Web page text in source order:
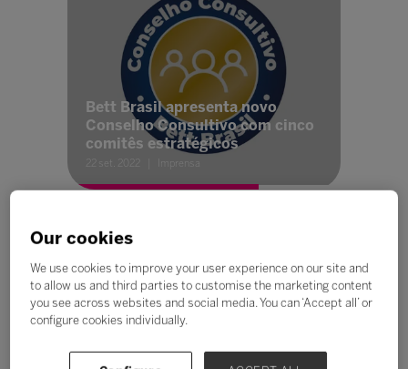
Bett Brasil apresenta novo
Conselho Consultivo com cinco
comitês estratégicos
22 set. 2022 Imprensa
País precisa gastar mais com
Our cookies
We use cookies to improve your user experience on our site and
to allow us and third parties to customise the marketing content
you see across websites and social media. You can ‘Accept all’ or
configure cookies individually.